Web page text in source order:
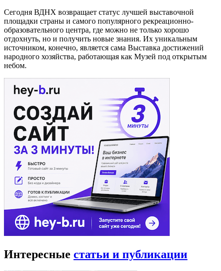
Сегодня ВДНХ возвращает статус лучшей выставочной
площадки страны и самого популярного рекреационно-
образовательного центра, где можно не только хорошо
отдохнуть, но и получить новые знания. Их уникальным
источником, конечно, является сама Выставка достижений
народного хозяйства, работающая как Музей под открытым
небом.
Интересные статьи и публикации